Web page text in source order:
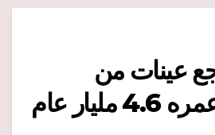
عينات من
عام